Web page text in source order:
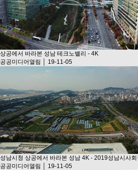
상공에서 바라본 성남 테크노밸리 - 4K
공공미디어열림 │ 19-11-05
성남시청 상공에서 바라본 성남 4K - 2019성남시사회
공공미디어열림 │ 19-11-05